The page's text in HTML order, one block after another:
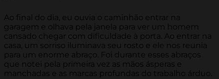
Ao final do dia, eu ouvia o caminhão entrar na
garagem e olhava pela janela para ver um homem
cansado chegar com dificuldade à porta. Ao entrar na
casa, um sorriso iluminava seu rosto e ele nos reunia
para um enorme abraço. Foi durante esses abraços
que notei pela primeira vez as mãos ásperas e
manchadas e as marcas profundas do trabalho árduo.